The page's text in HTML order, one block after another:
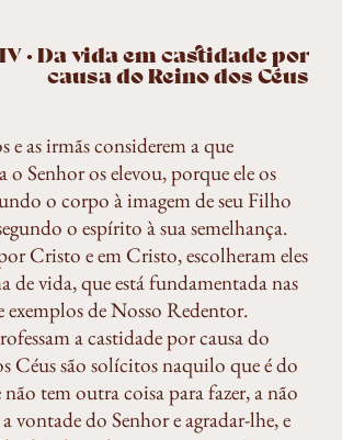
· Da vida em castidade por
causa do Reino dos Céus
e as irmãs considerem a que
o Senhor os elevou, porque ele os
o corpo à imagem de seu Filho
o espírito à sua semelhança.
Cristo e em Cristo, escolheram eles
de vida, que está fundamentada nas
exemplos de Nosso Redentor.
a castidade por causa do
Céus são solícitos naquilo que é do
não tem outra coisa para fazer, a não
a vontade do Senhor e agradar-lhe, e